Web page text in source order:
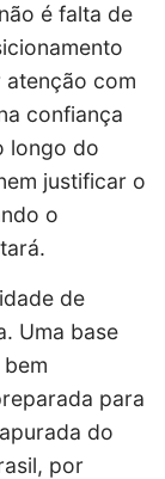
é falta de
atenção com
confiança
longo do
justificar o
o
de
Uma base
para
do
por